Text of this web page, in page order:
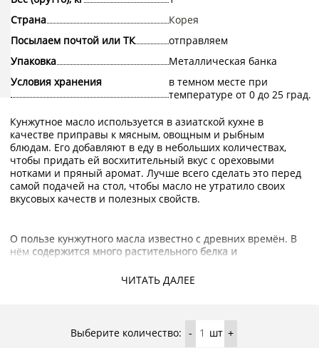
ЧИТАТЬ ДАЛЕЕ
Страна
Корея
Посылаем почтой или ТК
отправляем
Упаковка
Металлическая банка
Условия хранения
в темном месте при
температуре от 0 до 25 град.
Кунжутное масло используется в азиатской кухне в
качестве приправы к мясным, овощным и рыбным
блюдам. Его добавляют в еду в небольших количествах,
чтобы придать ей восхитительный вкус с ореховыми
нотками и пряный аромат. Лучше всего сделать это перед
самой подачей на стол, чтобы масло не утратило своих
вкусовых качеств и полезных свойств.
О пользе кунжутного масла известно с древних времён. В
нём содержится много растительного белка и
продуктом вегетарианского питания. Кроме того, в масле в
большом количестве содержатся природные
Выберите количество: - шт +